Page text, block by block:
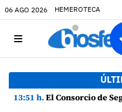
06 AGO 2026 HEMEROTECA
13:51 h.El Consorcio de Seguridad y